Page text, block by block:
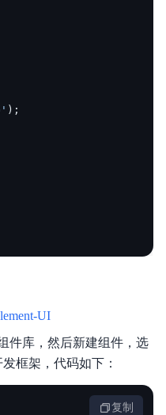
) ;
UI
件库，然后新建组件，选
框架，代码如下：
复制